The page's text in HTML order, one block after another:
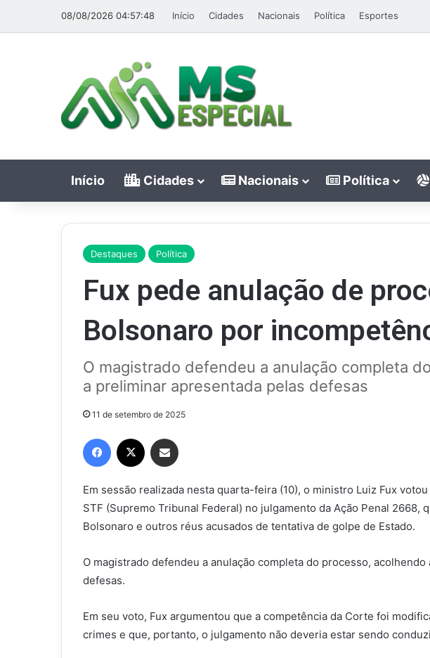
08/08/2026 04:57:48 Início Cidades Nacionais Política Esportes
Início Cidades Nacionais Política
Destaques Política
Fux pede anulação de
Bolsonaro por
O magistrado defendeu a anulação completa
a preliminar apresentada pelas defesas
11 de setembro de 2025
Facebook
Em sessão realizada nesta quarta-feira (10), o ministro Luiz Fux
STF (Supremo Tribunal Federal) no julgamento da Ação Penal
Bolsonaro e outros réus acusados de tentativa de golpe de Estado.
O magistrado defendeu a anulação completa do processo,
defesas.
Em seu voto, Fux argumentou que a competência da Corte foi
crimes e que, portanto, o julgamento não deveria estar sendo